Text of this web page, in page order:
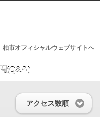
柏市オフィシャルウェブサイトへ
アクセス数順